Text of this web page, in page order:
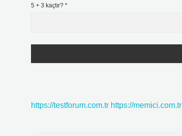
5 + 3 kaçtır? *
https://testforum.com.tr https://memici.com.tr